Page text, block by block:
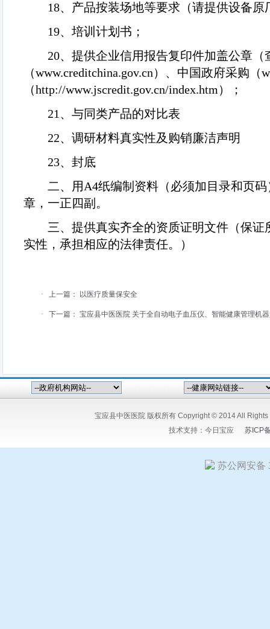
18、产品按装场地等要求（请提供设备原
19、培训计划书；
20、提供企业信用报告复印件加盖公章（
（www.creditchina.gov.cn）、中国政府采购（
（http://www.jscredit.gov.cn/index.htm ）；
21 、与同类产品的对比表
22、调研材料真实性及购销廉洁声明
23、封底
二、用 A4纸编制资料（必须加目录和页
章，一正四副。
三、提供真实齐全的资质证明文件（保
实性，承担相应的法律责任。）
· 上一篇： 以医疗质量保安全
· 下一篇： 宝应县中医医院 关于全自动电子血压仪、智能健康管理机
宝应县中医医院 版权所有 Copyright © 2014 All
技术支持： 今日宝应 苏ICP
苏公网安备